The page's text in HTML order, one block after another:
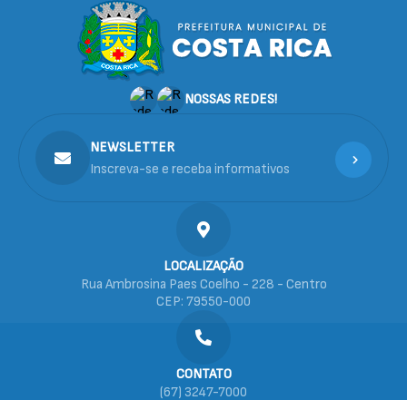
NOSSAS REDES!
LOCALIZAÇÃO
Rua Ambrosina Paes Coelho - 228 - Centro
CEP: 79550-000
CONTATO
(67) 3247-7000
NEWSLETTER
Inscreva-se e receba informativos